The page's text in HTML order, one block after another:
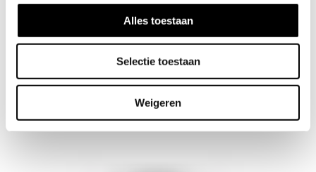
Alles toestaan
Selectie toestaan
Weigeren
42EUR